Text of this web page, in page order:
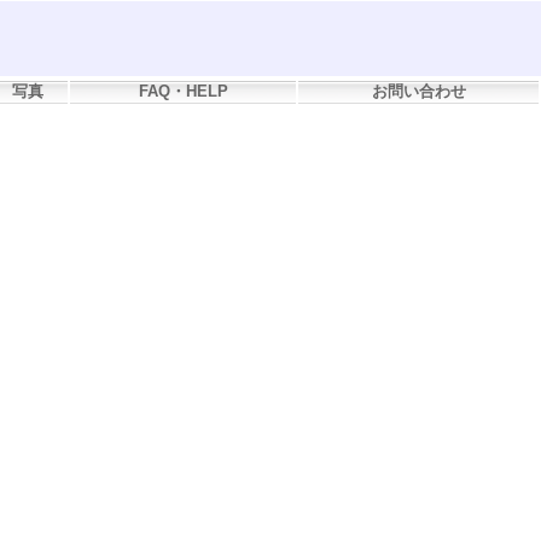
写真 FAQ・HELP お問い合わせ